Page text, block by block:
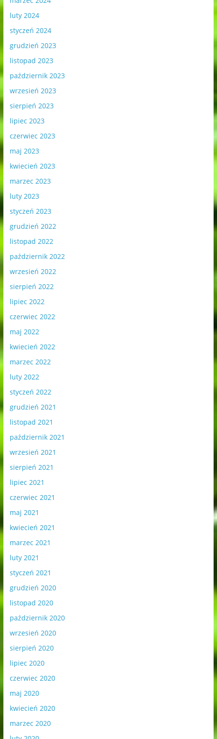
luty 2024
styczeń 2024
grudzień 2023
listopad 2023
październik 2023
wrzesień 2023
sierpień 2023
lipiec 2023
czerwiec 2023
maj 2023
kwiecień 2023
marzec 2023
luty 2023
styczeń 2023
grudzień 2022
listopad 2022
październik 2022
wrzesień 2022
sierpień 2022
lipiec 2022
czerwiec 2022
maj 2022
kwiecień 2022
marzec 2022
luty 2022
styczeń 2022
grudzień 2021
listopad 2021
październik 2021
wrzesień 2021
sierpień 2021
lipiec 2021
czerwiec 2021
maj 2021
kwiecień 2021
marzec 2021
luty 2021
styczeń 2021
grudzień 2020
listopad 2020
październik 2020
wrzesień 2020
sierpień 2020
lipiec 2020
czerwiec 2020
maj 2020
kwiecień 2020
marzec 2020